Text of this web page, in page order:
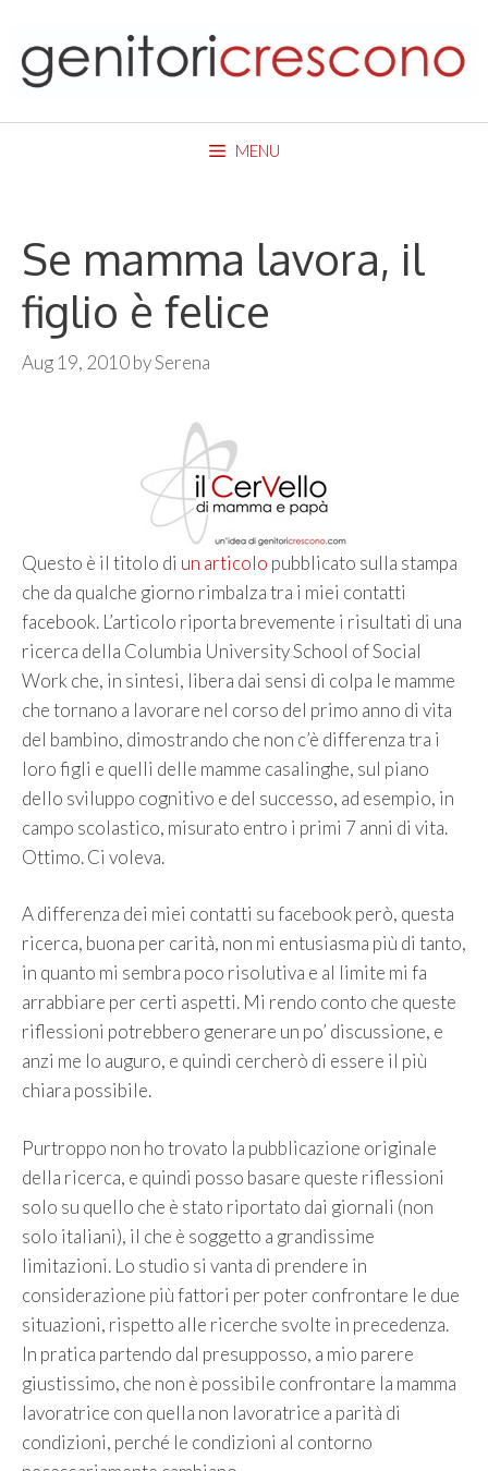
content
MENU
Se mamma lavora, il
figlio è felice
Aug 19, 2010bySerena
Questo è il titolo di un articolo pubblicato sulla stampa
che da qualche giorno rimbalza tra i miei contatti
facebook. L’articolo riporta brevemente i risultati di una
ricerca della Columbia University School of Social
Work che, in sintesi, libera dai sensi di colpa le mamme
che tornano a lavorare nel corso del primo anno di vita
del bambino, dimostrando che non c’è differenza tra i
loro figli e quelli delle mamme casalinghe, sul piano
dello sviluppo cognitivo e del successo, ad esempio, in
campo scolastico, misurato entro i primi 7 anni di vita.
Ottimo. Ci voleva.
A differenza dei miei contatti su facebook però, questa
ricerca, buona per carità, non mi entusiasma più di tanto,
in quanto mi sembra poco risolutiva e al limite mi fa
arrabbiare per certi aspetti. Mi rendo conto che queste
riflessioni potrebbero generare un po’ discussione, e
anzi me lo auguro, e quindi cercherò di essere il più
chiara possibile.
Purtroppo non ho trovato la pubblicazione originale
della ricerca, e quindi posso basare queste riflessioni
solo su quello che è stato riportato dai giornali (non
solo italiani), il che è soggetto a grandissime
limitazioni. Lo studio si vanta di prendere in
considerazione più fattori per poter confrontare le due
situazioni, rispetto alle ricerche svolte in precedenza.
In pratica partendo dal presupposso, a mio parere
giustissimo, che non è possibile confrontare la mamma
lavoratrice con quella non lavoratrice a parità di
condizioni, perché le condizioni al contorno